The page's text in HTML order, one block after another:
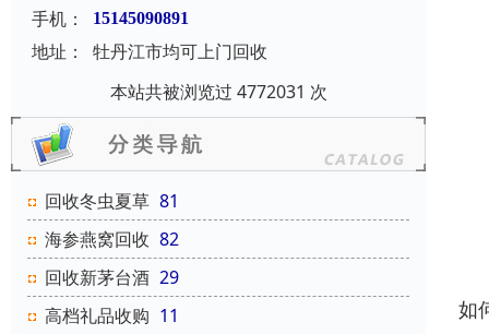
手机：
15145090891
地址：
牡丹江市均可上门回收
本站共被浏览过 4772031 次
回收冬虫夏草 81
海参燕窝回收 82
回收新茅台酒 29
高档礼品收购 11
如